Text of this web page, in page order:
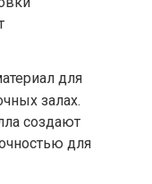
для
залах.
создают
для